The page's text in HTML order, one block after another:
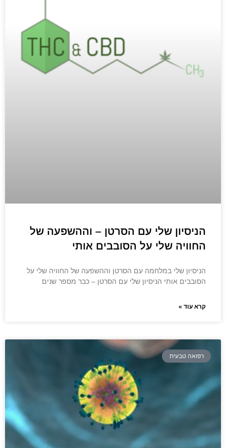
הניסיון שלי עם הסרטן – וההשפעה של
החוויה שלי על הסובבים אותי
הניסיון שלי במלחמה עם הסרטן וההשפעה של החוויה שלי על
הסובבים אותי הניסיון שלי עם הסרטן – כבר מספר שנים
קרא עוד »
רפואה טבעית